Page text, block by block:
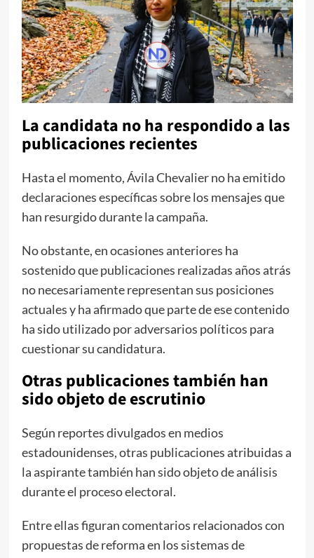
La candidata no ha respondido a las
publicaciones recientes
Hasta el momento, Ávila Chevalier no ha emitido
declaraciones específicas sobre los mensajes que
han resurgido durante la campaña.
No obstante, en ocasiones anteriores ha
sostenido que publicaciones realizadas años atrás
no necesariamente representan sus posiciones
actuales y ha afirmado que parte de ese contenido
ha sido utilizado por adversarios políticos para
cuestionar su candidatura.
Otras publicaciones también han
sido objeto de escrutinio
Según reportes divulgados en medios
estadounidenses, otras publicaciones atribuidas a
la aspirante también han sido objeto de análisis
durante el proceso electoral.
Entre ellas figuran comentarios relacionados con
propuestas de reforma en los sistemas de